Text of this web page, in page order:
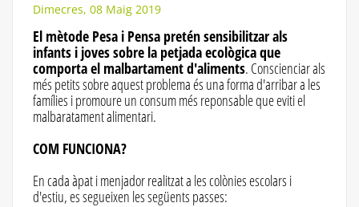
Dimecres, 08 Maig 2019
El mètode Pesa i Pensa pretén sensibilitzar als
infants i joves sobre la petjada ecològica que
comporta el malbartament d'aliments. Conscienciar als
més petits sobre aquest problema és una forma d'arribar a les
famílies i promoure un consum més reponsable que eviti el
malbaratament alimentari.
COM FUNCIONA?
En cada àpat i menjador realitzat a les colònies escolars i
d'estiu, es segueixen les següents passes: